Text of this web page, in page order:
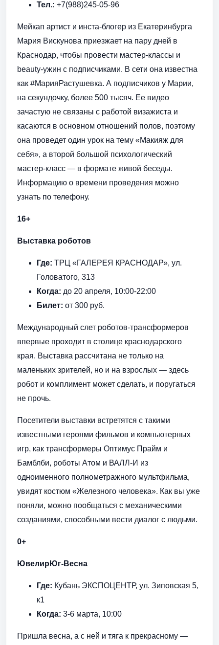
Тел.: +7(988)245-05-96
Мейкап артист и инста-блогер из Екатеринбурга
Мария Вискунова приезжает на пару дней в
Краснодар, чтобы провести мастер-классы и
beauty-ужин с подписчиками. В сети она известна
как #МарияРастушевка. А подписчиков у Марии,
на секундочку, более 500 тысяч. Ее видео
зачастую не связаны с работой визажиста и
касаются в основном отношений полов, поэтому
она проведет один урок на тему «Макияж для
себя», а второй большой психологический
мастер-класс — в формате живой беседы.
Информацию о времени проведения можно
узнать по телефону.
16+
Выставка роботов
Где: ТРЦ «ГАЛЕРЕЯ КРАСНОДАР», ул.
Головатого, 313
Когда: до 20 апреля, 10:00-22:00
Билет: от 300 руб.
Международный слет роботов-трансформеров
впервые проходит в столице краснодарского
края. Выставка рассчитана не только на
маленьких зрителей, но и на взрослых — здесь
робот и комплимент может сделать, и поругаться
не прочь.
Посетители выставки встретятся с такими
известными героями фильмов и компьютерных
игр, как трансформеры Оптимус Прайм и
Бамблби, роботы Атом и ВАЛЛ-И из
одноименного полнометражного мультфильма,
увидят костюм «Железного человека». Как вы уже
поняли, можно пообщаться с механическими
созданиями, способными вести диалог с людьми.
0+
ЮвелирЮг-Весна
Где: Кубань ЭКСПОЦЕНТР, ул. Зиповская 5,
к1
Когда: 3-6 марта, 10:00
Пришла весна, а с ней и тяга к прекрасному —